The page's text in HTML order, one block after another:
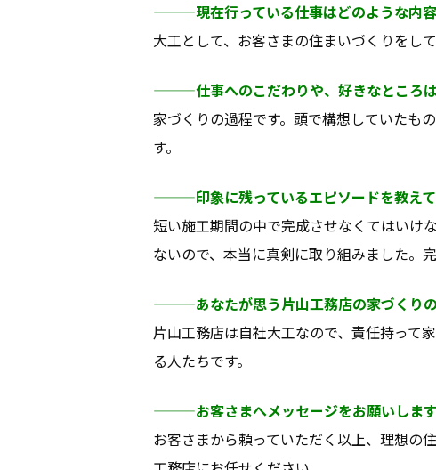
家づくりについて
———現在行っている仕事はどのような内
大工として、お客さまの住まいづくりをし
———仕事へのこだわりや、好きなところ
家づくりの過程です。頭で構想していたも
す。
———印象に残っているエピソードを教え
短い施工期間の中で完成させなくてはいけ
ないので、本当に真剣に取り組みました。
———あなたが思う片山工務店の家づくり
片山工務店は自社大工なので、責任持って
る人たちです。
———お客さまへメッセージをお願いします
お客さまから頼っていただく以上、理想の